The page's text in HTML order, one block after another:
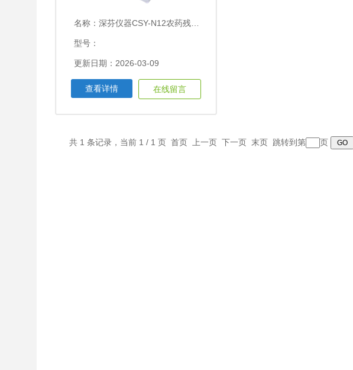
名称： 深芬仪器CSY-N12农药残留测试仪
型号：
更新日期：2026-03-09
查看详情 在线留言
共 1 条记录，当前 1 / 1 页 首页 上一页 下一页 末页 跳转到第 页